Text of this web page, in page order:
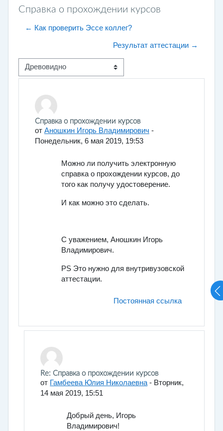
Справка о прохождении курсов
← Как проверить Эссе коллег?
Результат аттестации →
Режим отображения
Справка о прохождении курсов
от Аношкин Игорь Владимирович -
Понедельник, 6 мая 2019, 19:53
Количество ответов: 1
Можно ли получить электронную
справка о прохождении курсов, до
того как получу удостоверение.
И как можно это сделать.
С уважением, Аношкин Игорь
Владимирович.
PS Это нужно для внутривузовской
аттестации.
Постоянная ссылка
В ответ на Аношкин Игорь Владимирович
Re: Справка о прохождении курсов
от Гамбеева Юлия Николаевна - Вторник,
14 мая 2019, 15:51
Добрый день, Игорь
Владимирович!